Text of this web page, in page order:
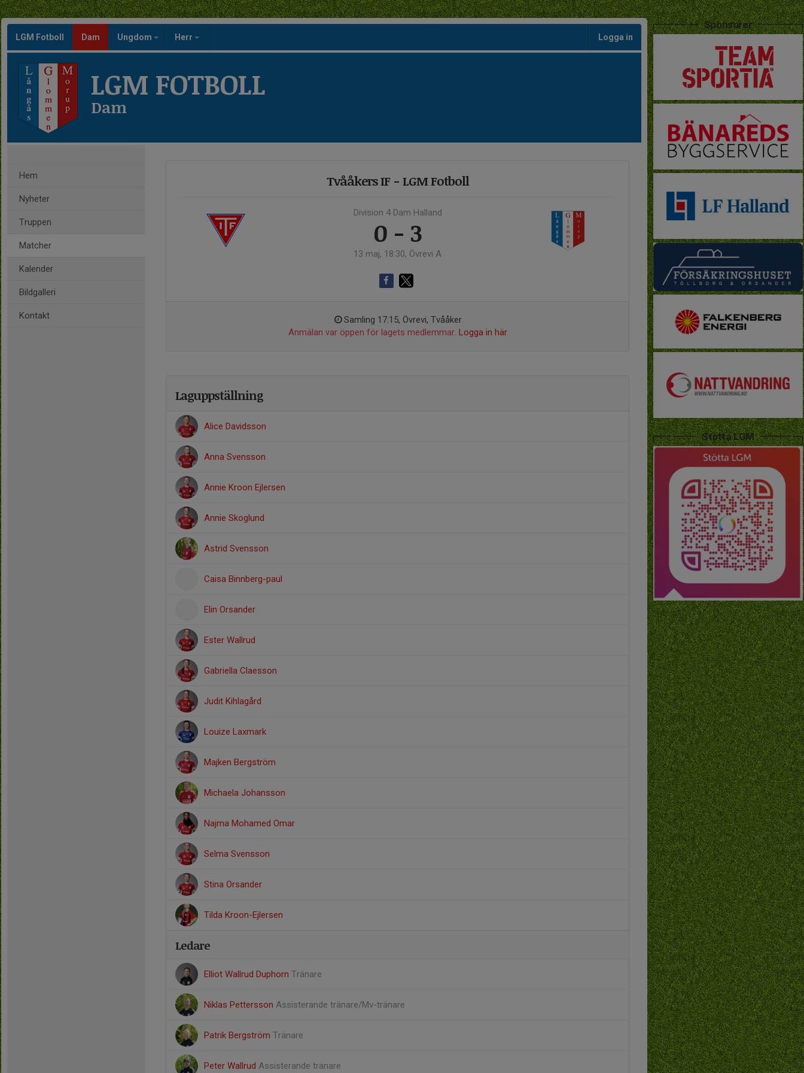
LGM Fotboll Dam Ungdom Herr Logga in
LGM FOTBOLL
Dam
Hem
Nyheter
Truppen
Matcher
Kalender
Bildgalleri
Kontakt
Tvååkers IF - LGM Fotboll
Division 4 Dam Halland
0 - 3
13 maj, 18:30, Övrevi A
Samling 17:15, Övrevi, Tvååker
Anmälan var öppen för lagets medlemmar. Logga in här
Laguppställning
Alice Davidsson
Anna Svensson
Annie Kroon Ejlersen
Annie Skoglund
Astrid Svensson
Caisa Binnberg-paul
Elin Orsander
Ester Wallrud
Gabriella Claesson
Judit Kihlagård
Louize Laxmark
Majken Bergström
Michaela Johansson
Najma Mohamed Omar
Selma Svensson
Stina Orsander
Tilda Kroon-Ejlersen
Ledare
Elliot Wallrud Duphorn Tränare
Niklas Pettersson Assisterande tränare/Mv-tränare
Patrik Bergström Tränare
Peter Wallrud Assisterande tränare
Sponsorer
Stötta LGM